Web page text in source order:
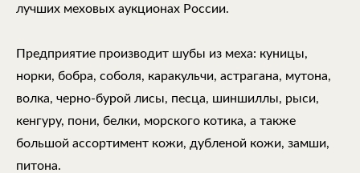
лучших меховых аукционах России.
Предприятие производит шубы из меха: куницы,
норки, бобра, соболя, каракульчи, астрагана, мутона,
волка, черно-бурой лисы, песца, шиншиллы, рыси,
кенгуру, пони, белки, морского котика, а также
большой ассортимент кожи, дубленой кожи, замши,
питона.